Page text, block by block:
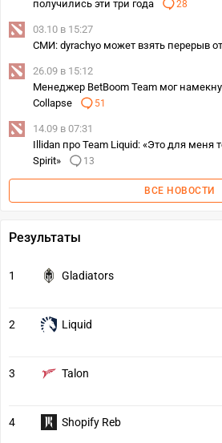
получились эти три года 28
03.10 в 15:27
СМИ: dyrachyo может взять перерыв
26.09 в 15:12
Менеджер BetBoom Team мог
Collapse
51
14.09 в 07:31
Illidan про Team Liquid: «Это для меня
Spirit»
13
ВСЕ НОВОСТИ
Результаты
1 Gladiators
2 Liquid
3 Talon
4 Shopify Reb